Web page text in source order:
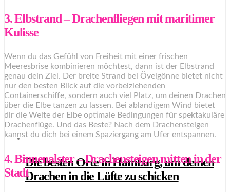
Die besten Orte in Hamburg, um deinen
Drachen in die Lüfte zu schicken
3. Elbstrand – Drachenfliegen mit maritimer
Kulisse
Wenn du das Gefühl von Freiheit mit einer frischen
Meeresbrise kombinieren möchtest, dann ist der Elbstrand
genau dein Ziel. Der breite Strand bei Övelgönne bietet nicht
nur den besten Blick auf die vorbeiziehenden
Containerschiffe, sondern auch viel Platz, um deinen Drachen
über die Elbe tanzen zu lassen. Bei ablandigem Wind bietet
dir die Weite der Elbe optimale Bedingungen für spektakuläre
Drachenflüge. Und das Beste? Nach dem Drachensteigen
kannst du dich bei einem Spaziergang am Ufer entspannen.
4. Binnenalster – Drachensteigen mitten in der
Stadt